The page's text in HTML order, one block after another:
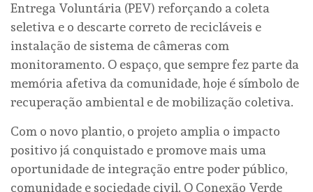
Entrega Voluntária (PEV) reforçando a coleta
seletiva e o descarte correto de recicláveis e
instalação de sistema de câmeras com
monitoramento. O espaço, que sempre fez parte da
memória afetiva da comunidade, hoje é símbolo de
recuperação ambiental e de mobilização coletiva.
Com o novo plantio, o projeto amplia o impacto
positivo já conquistado e promove mais uma
oportunidade de integração entre poder público,
comunidade e sociedade civil. O Conexão Verde